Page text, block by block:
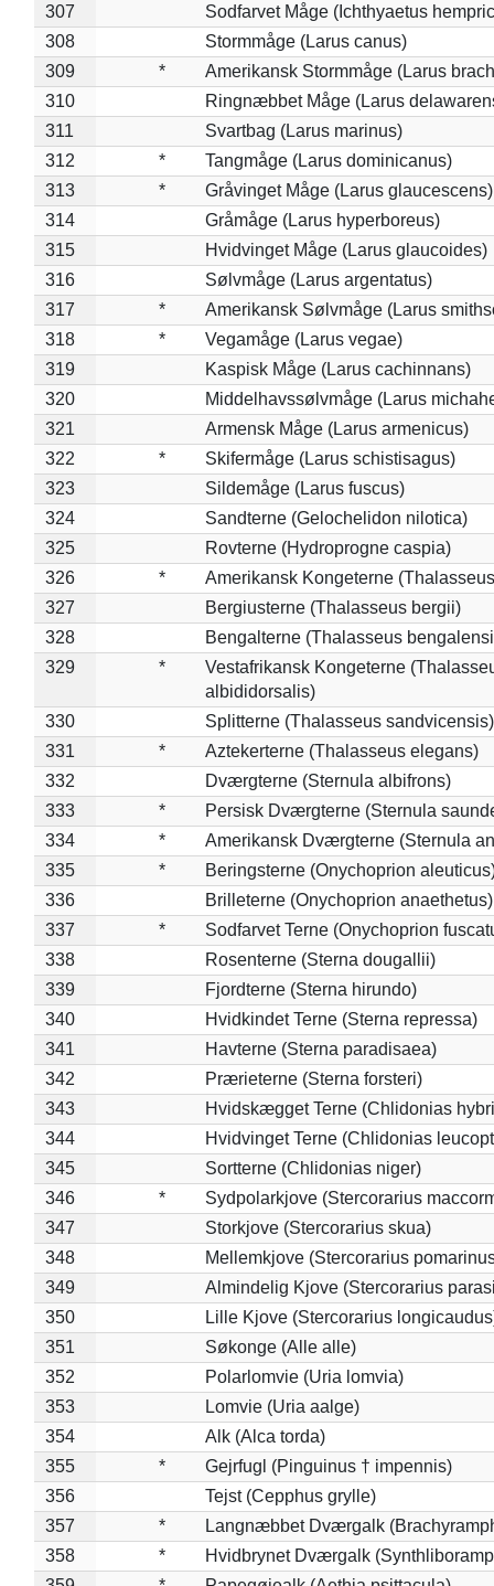
307
Sodfarvet Måge (Ichthyaetus
308
Stormmåge (Larus canus)
309
*
Amerikansk Stormmåge (Larus
310
Ringnæbbet Måge (Larus
311
Svartbag (Larus marinus)
312
*
Tangmåge (Larus dominicanus)
313
*
Gråvinget Måge (Larus glaucescens)
314
Gråmåge (Larus hyperboreus)
315
Hvidvinget Måge (Larus glaucoides)
316
Sølvmåge (Larus argentatus)
317
*
Amerikansk Sølvmåge (Larus
318
*
Vegamåge (Larus vegae)
319
Kaspisk Måge (Larus cachinnans)
320
Middelhavssølvmåge (Larus
321
Armensk Måge (Larus armenicus)
322
*
Skifermåge (Larus schistisagus)
323
Sildemåge (Larus fuscus)
324
Sandterne (Gelochelidon nilotica)
325
Rovterne (Hydroprogne caspia)
326
*
Amerikansk Kongeterne
327
Bergiusterne (Thalasseus bergii)
328
Bengalterne (Thalasseus
329
*
Vestafrikansk Kongeterne
albididorsalis)
330
Splitterne (Thalasseus sandvicensis)
331
*
Aztekerterne (Thalasseus elegans)
332
Dværgterne (Sternula albifrons)
333
*
Persisk Dværgterne (Sternula
334
*
Amerikansk Dværgterne (Sternula
335
*
Beringsterne (Onychoprion
336
Brilleterne (Onychoprion anaethetus)
337
*
Sodfarvet Terne (Onychoprion
338
Rosenterne (Sterna dougallii)
339
Fjordterne (Sterna hirundo)
340
Hvidkindet Terne (Sterna repressa)
341
Havterne (Sterna paradisaea)
342
Prærieterne (Sterna forsteri)
343
Hvidskægget Terne (Chlidonias
344
Hvidvinget Terne (Chlidonias
345
Sortterne (Chlidonias niger)
346
*
Sydpolarkjove (Stercorarius
347
Storkjove (Stercorarius skua)
348
Mellemkjove (Stercorarius
349
Almindelig Kjove (Stercorarius
350
Lille Kjove (Stercorarius
351
Søkonge (Alle alle)
352
Polarlomvie (Uria lomvia)
353
Lomvie (Uria aalge)
354
Alk (Alca torda)
355
*
Gejrfugl (Pinguinus † impennis)
356
Tejst (Cepphus grylle)
357
*
Langnæbbet Dværgalk
358
*
Hvidbrynet Dværgalk